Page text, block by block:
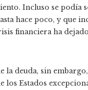
Incluso se podía
hace poco, y que
financiera ha
la deuda, sin
los Estados